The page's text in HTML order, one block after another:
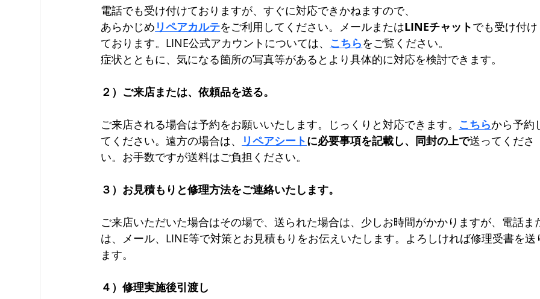
電話でも受け付けておりますが、すぐに対応できかねますので、
あらかじめ リペアカルテをご利用してください。メールまたはLINEチャットでも受け付け
ております。LINE公式アカウントについては、 こちらをご覧ください。
症状とともに、気になる箇所の写真等があるとより具体的に対応を検討できます。
２）ご来店または、依頼品を送る。
ご来店される場合は予約をお願いいたします。じっくりと対応できます。 こちらから予約
てください。遠方の場合は、
リペアシートに必要事項を記載し、同封の上で送ってくださ
い。お手数ですが送料はご負担ください。
３）お見積もりと修理方法をご連絡いたします。
ご来店いただいた場合はその場で、送られた場合は、少しお時間がかかりますが、電話ま
は、メール、LINE等で対策とお見積もりをお伝えいたします。よろしければ修理受書を送
ます。
４）修理実施後引渡し